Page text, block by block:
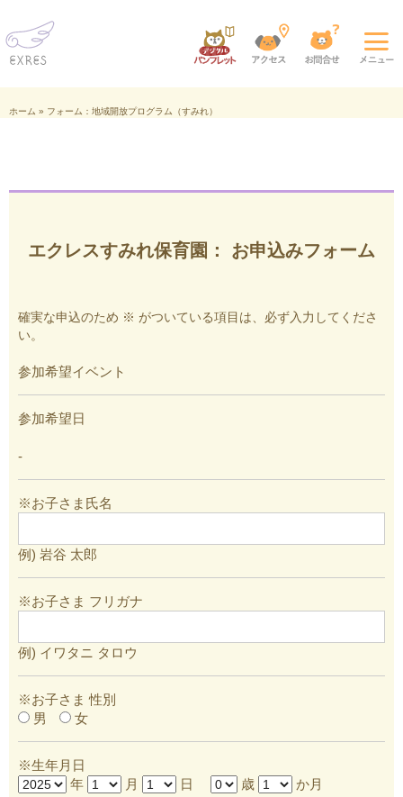
ホーム » フォーム：地域開放プログラム（すみれ）
エクレスすみれ保育園： お申込みフォーム
確実な申込のため ※ がついている項目は、必ず入力してくださ
い。
参加希望イベント
参加希望日
-
※お子さま氏名
例) 岩谷 太郎
※お子さま フリガナ
例) イワタニ タロウ
※お子さま 性別
男
女
※生年月日
年
月 日 歳 か月